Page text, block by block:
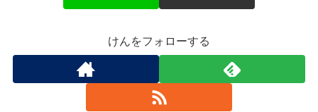
けんをフォローする